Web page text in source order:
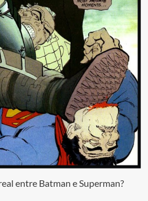
entre Batman e Superman?